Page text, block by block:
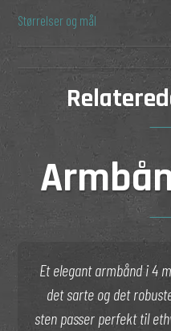
Størrelser og mål
Et elegant armbånd i 4
det sarte og det
sten passer perfekt til